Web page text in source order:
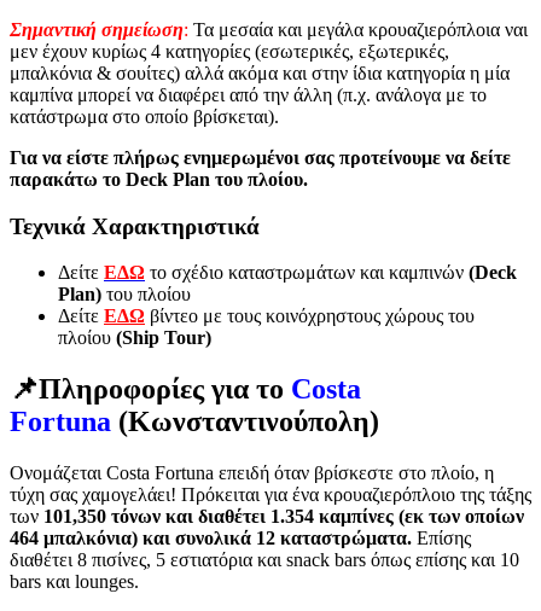
Σημαντική σημείωση: Τα μεσαία και μεγάλα κρουαζιερόπλοια ναι
μεν έχουν κυρίως 4 κατηγορίες (εσωτερικές, εξωτερικές,
μπαλκόνια & σουίτες) αλλά ακόμα και στην ίδια κατηγορία η μία
καμπίνα μπορεί να διαφέρει από την άλλη (π.χ. ανάλογα με το
κατάστρωμα στο οποίο βρίσκεται).
Για να είστε πλήρως ενημερωμένοι σας προτείνουμε να δείτε
παρακάτω το Deck Plan του πλοίου.
Τεχνικά Χαρακτηριστικά
Δείτε ΕΔΩ το σχέδιο καταστρωμάτων και καμπινών (Deck
Plan) του πλοίου
Δείτε ΕΔΩ βίντεο με τους κοινόχρηστους χώρους του
πλοίου (Ship Tour)
📌Πληροφορίες για το Costa
Fortuna (Κωνσταντινούπολη)
Ονομάζεται Costa Fortuna επειδή όταν βρίσκεστε στο πλοίο, η
τύχη σας χαμογελάει! Πρόκειται για ένα κρουαζιερόπλοιο της τάξης
των 101,350 τόνων και διαθέτει 1.354 καμπίνες (εκ των οποίων
464 μπαλκόνια) και συνολικά 12 καταστρώματα. Επίσης
διαθέτει 8 πισίνες, 5 εστιατόρια και snack bars όπως επίσης και 10
bars και lounges.